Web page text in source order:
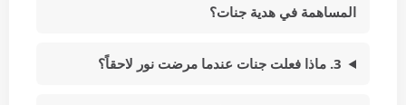
المساهمة في هدية جنات؟
3. ماذا فعلت جنات عندما مرضت نور لاحقاً؟